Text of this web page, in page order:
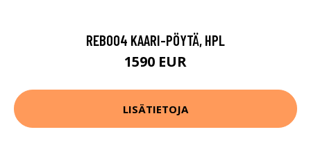
REB004 KAARI-PÖYTÄ, HPL
1590 EUR
LISÄTIETOJA